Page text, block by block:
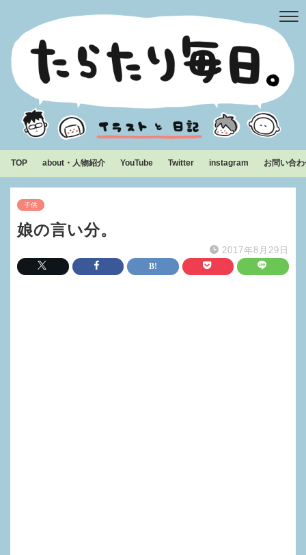
TOP about・人物紹介 YouTube Twitter instagram お問い合
子供
娘の言い分。
2017年8月29日